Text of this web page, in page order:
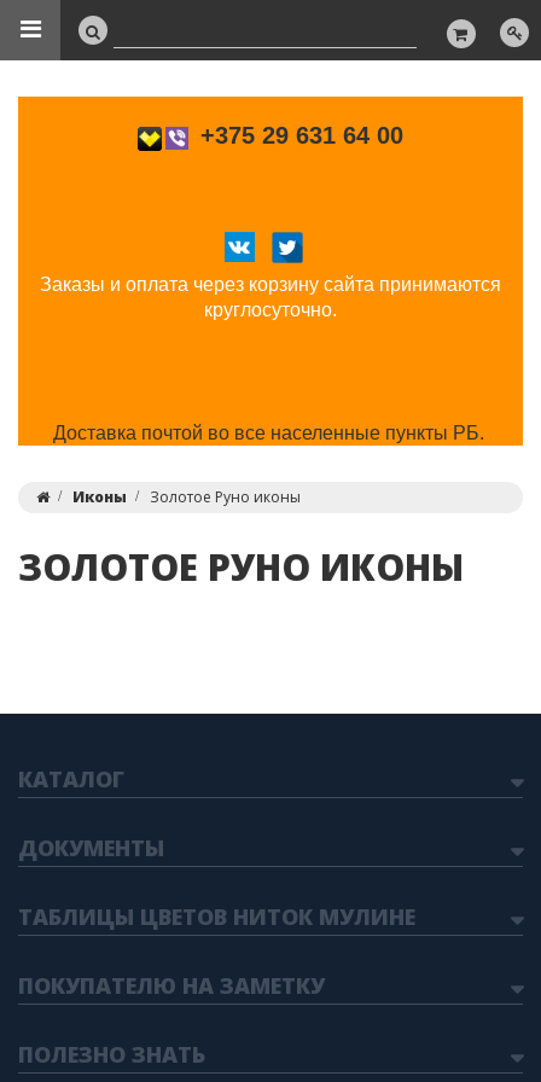
+375 29 631 64 00
Заказы и оплата через корзину сайта принимаются
круглосуточно.
Доставка почтой во все населенные пункты РБ.
Иконы Золотое Руно иконы
ЗОЛОТОЕ РУНО ИКОНЫ
КАТАЛОГ
ДОКУМЕНТЫ
ТАБЛИЦЫ ЦВЕТОВ НИТОК МУЛИНЕ
ПОКУПАТЕЛЮ НА ЗАМЕТКУ
ПОЛЕЗНО ЗНАТЬ